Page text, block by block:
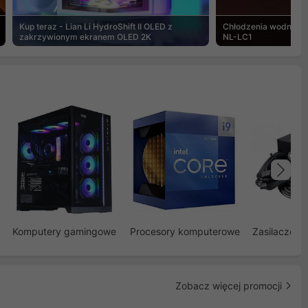
Kup teraz - Lian Li HydroShift II OLED z
zakrzywionym ekranem OLED 2K
Chłodzenia wodne
NL-LC1
Komputery gamingowe Procesory komputerowe Zasilacze
Zobacz więcej promocji